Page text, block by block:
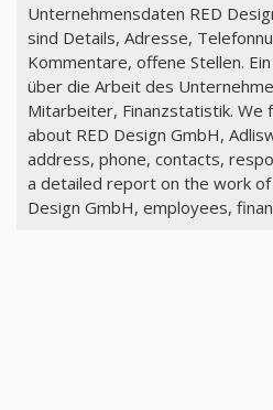
Unternehmensdaten RED
sind Details, Adresse,
Kommentare, offene Stellen.
über die Arbeit des
Mitarbeiter, Finanzstatistik. We
about RED Design GmbH,
address, phone, contacts,
a detailed report on the work of
Design GmbH, employees,